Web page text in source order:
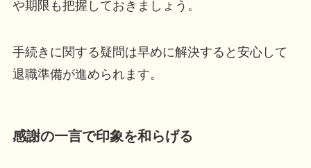
や期限も把握しておきましょう。
手続きに関する疑問は早めに解決すると安心して
退職準備が進められます。
感謝の一言で印象を和らげる